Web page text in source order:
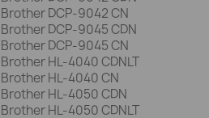
Brother DCP-9042 CN
Brother DCP-9045 CDN
Brother DCP-9045 CN
Brother HL-4040 CDNLT
Brother HL-4040 CN
Brother HL-4050 CDN
Brother HL-4050 CDNLT